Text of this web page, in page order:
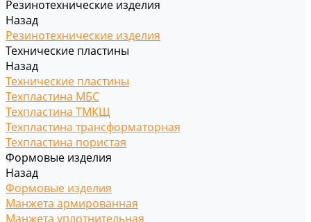
Резинотехнические изделия
Назад
Резинотехнические изделия
Технические пластины
Назад
Технические пластины
Техпластина МБС
Техпластина ТМКЩ
Техпластина трансформаторная
Техпластина пористая
Формовые изделия
Назад
Формовые изделия
Манжета армированная
Манжета уплотнительная